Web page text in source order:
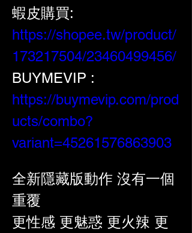
https://shopee.tw/product/
173217504/23460499456/
https://buymevip.com/prod
ucts/combo?
variant=45261576863903
全新隱藏版動作 沒有一個
重覆
更性感 更魅惑 更火辣 更